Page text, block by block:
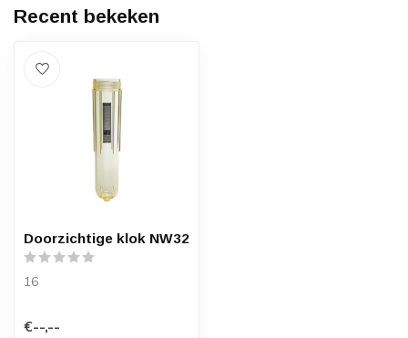
Recent bekeken
Doorzichtige klok NW32
16
€--,--